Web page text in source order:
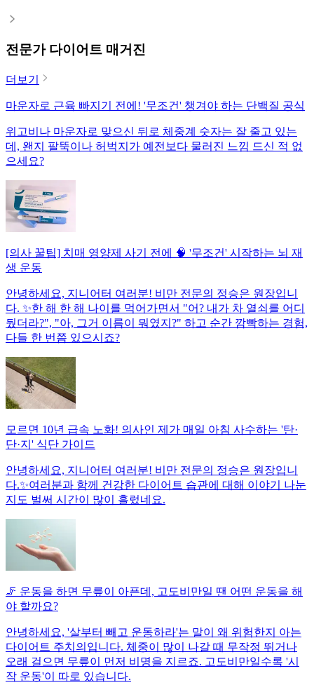
전문가 다이어트 매거진
더보기
마운자로 근육 빠지기 전에! '무조건' 챙겨야 하는 단백질 공식
위고비나 마운자로 맞으신 뒤로 체중계 숫자는 잘 줄고 있는
데, 왠지 팔뚝이나 허벅지가 예전보다 물러진 느낌 드신 적 없
으세요?
[의사 꿀팁] 치매 영양제 사기 전에 🧠 '무조건' 시작하는 뇌 재
생 운동
안녕하세요, 지니어터 여러분! 비만 전문의 정승은 원장입니
다. ✨한 해 한 해 나이를 먹어가면서 "어? 내가 차 열쇠를 어디
뒀더라?", "아, 그거 이름이 뭐였지?" 하고 순간 깜빡하는 경험,
다들 한 번쯤 있으시죠?
모르면 10년 급속 노화! 의사인 제가 매일 아침 사수하는 '탄·
단·지' 식단 가이드
안녕하세요, 지니어터 여러분! 비만 전문의 정승은 원장입니
다.✨여러분과 함께 건강한 다이어트 습관에 대해 이야기 나눈
지도 벌써 시간이 많이 흘렀네요.
🦵 운동을 하면 무릎이 아픈데, 고도비만일 땐 어떤 운동을 해
야 할까요?
안녕하세요, '살부터 빼고 운동하라'는 말이 왜 위험한지 아는
다이어트 주치의입니다. 체중이 많이 나갈 때 무작정 뛰거나
오래 걸으면 무릎이 먼저 비명을 지르죠. 고도비만일수록 '시
작 운동'이 따로 있습니다.